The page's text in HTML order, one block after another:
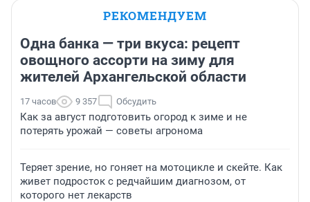
РЕКОМЕНДУЕМ
Одна банка — три вкуса: рецепт
овощного ассорти на зиму для
жителей Архангельской области
17 часов 9 357 Обсудить
Как за август подготовить огород к зиме и не
потерять урожай — советы агронома
Теряет зрение, но гоняет на мотоцикле и скейте. Как
живет подросток с редчайшим диагнозом, от
которого нет лекарств